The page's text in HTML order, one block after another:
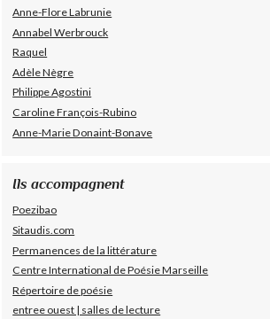
Anne-Flore Labrunie
Annabel Werbrouck
Raquel
Adèle Nègre
Philippe Agostini
Caroline François-Rubino
Anne-Marie Donaint-Bonave
Ils accompagnent
Poezibao
Sitaudis.com
Permanences de la littérature
Centre International de Poésie Marseille
Répertoire de poésie
entree ouest | salles de lecture